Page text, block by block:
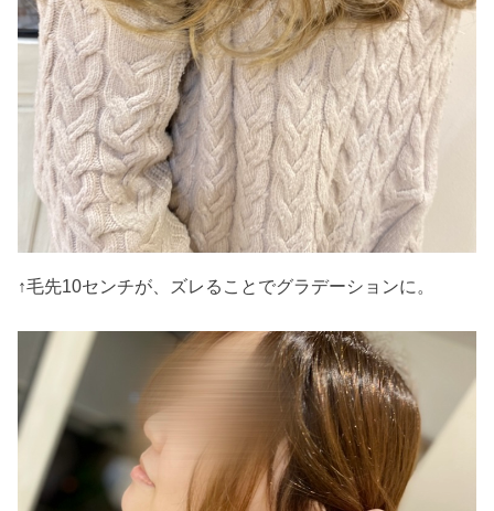
↑毛先10センチが、ズレることでグラデーションに。